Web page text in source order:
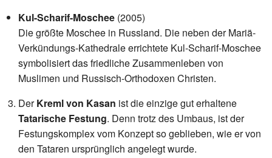
Kul-Scharif-Moschee (2005)
Die größte Moschee in Russland. Die neben der Mariä-
Verkündungs-Kathedrale errichtete Kul-Scharif-Moschee
symbolisiert das friedliche Zusammenleben von
Muslimen und Russisch-Orthodoxen Christen.
DerKreml von Kasan ist die einzige gut erhaltene
Tatarische Festung. Denn trotz des Umbaus, ist der
Festungskomplex vom Konzept so geblieben, wie er von
den Tataren ursprünglich angelegt wurde.